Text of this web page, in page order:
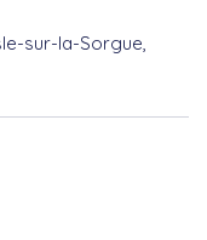
sur-la-Sorgue,